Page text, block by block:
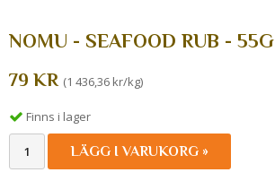
NOMU - SEAFOOD RUB - 55G
79 KR (1 436,36 kr/kg)
Finns i lager
LÄGG I VARUKORG »